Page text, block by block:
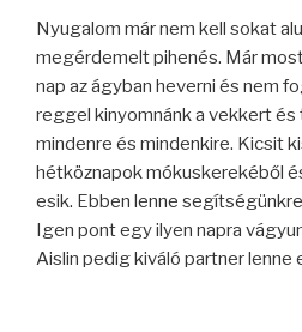
Nyugalom már nem kell sokat
megérdemelt pihenés. Már
nap az ágyban heverni és nem
reggel kinyomnánk a vekkert
mindenre és mindenkire. Kicsit
hétköznapok mókuskerekéből
esik. Ebben lenne
Igen pont egy ilyen napra
Aislin pedig kiváló partner lenne